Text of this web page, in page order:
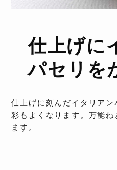
仕上げに
パセリを
仕上げに刻んだイタリア
彩もよくなります。万能
ます。